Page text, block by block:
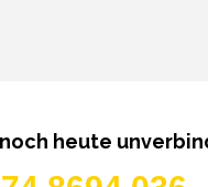
noch heute